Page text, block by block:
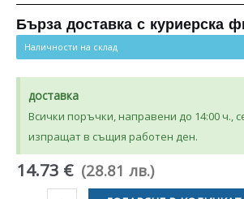
Бърза доставка с куриерска
Наличности на склад
доставка
Всички поръчки, направени до 14:00 ч.,
изпращат в същия работен ден.
14.73 € (28.81 лв.)